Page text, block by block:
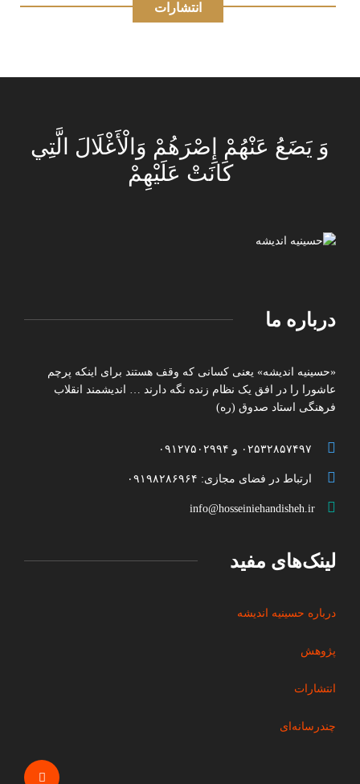
انتشارات
وَ يَضَعُ عَنْهُمْ إِصْرَهُمْ وَالْأَغْلَالَ الَّتِي
كَانَتْ عَلَيْهِمْ
درباره ما
«حسینیه اندیشه» یعنی کسانی که وقف هستند برای اینکه پرچم
عاشورا را در افق یک نظام زنده نگه دارند … اندیشمند انقلاب
فرهنگی استاد صدوق (ره)
ارتباط در فضای مجازی: ۰۹۱۹۸۲۸۶۹۶۴
info@hosseiniehandisheh.ir
لینک‌های مفید
درباره حسینیه اندیشه
پژوهش
انتشارات
چندرسانه‌ای